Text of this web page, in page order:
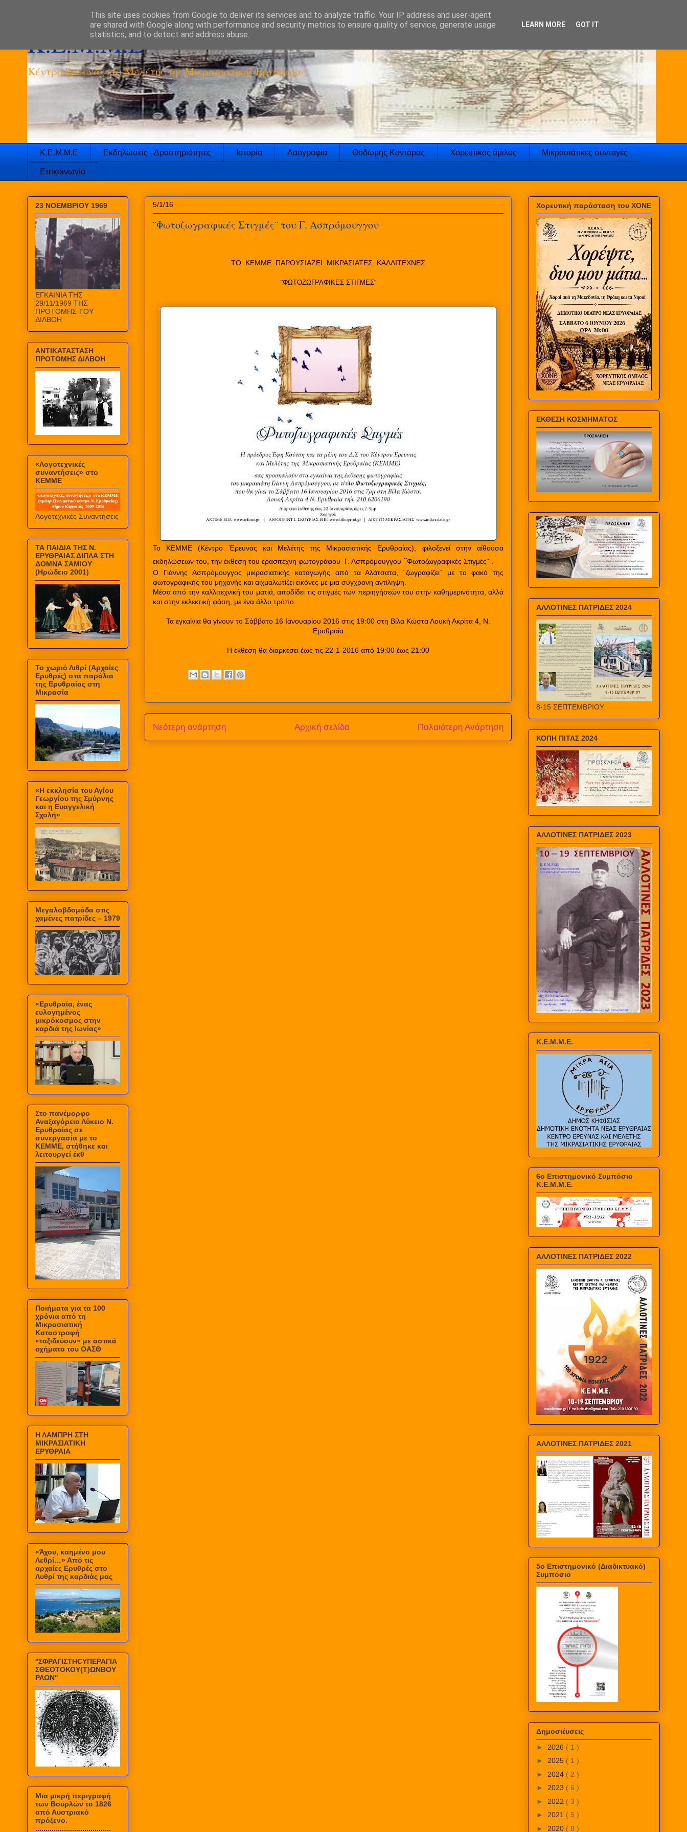
K.E.M.M.E
Κέντρο Έρευνας και Μελέτης της Μικρασιατικής Ερυθραίας
Κ.Ε.Μ.Μ.Ε Εκδηλώσεις - Δραστηριότητες Ιστορία Λαογραφία Θοδωρής Κοντάρας Χορευτικός όμιλος Μικρασιάτικες συνταγές
Επικοινωνία
5/1/16
¨Φωτοζωγραφικές Στιγμές¨ του Γ. Ασπρόμουγγου
ΤΟ ΚΕΜΜΕ ΠΑΡΟΥΣΙΑΖΕΙ ΜΙΚΡΑΣΙΑΤΕΣ ΚΑΛΛΙΤΕΧΝΕΣ
¨ΦΩΤΟΖΩΓΡΑΦΙΚΕΣ ΣΤΙΓΜΕΣ¨
Το ΚΕΜΜΕ (Κέντρο Έρευνας και Μελέτης της Μικρασιατικής Ερυθραίας), φιλοξενεί στην αίθουσα
εκδηλώσεων του, την έκθεση του ερασιτέχνη φωτογράφου
Γ. Ασπρόμουγγου ¨Φωτοζωγραφικές Στιγμές¨ .
Ο Γιάννης Ασπρόμουγγος μικρασιατικής καταγωγής από τα Αλάτσατα, ¨ζωγραφίζει¨ με το φακό της
φωτογραφικής του μηχανής και αιχμαλωτίζει εικόνες με μια σύγχρονη αντίληψη.
Μέσα από την καλλιτεχνική του ματιά, αποδίδει τις στιγμές των περιηγήσεών του στην καθημερινότητα, αλλά
και στην εκλεκτική φάση, με ένα άλλο τρόπο.
Τα εγκαίνια θα γίνουν το Σάββατο 16 Ιανουαρίου 2016 στις 19:00 στη Βίλα Κώστα Λουκή Ακρίτα 4, Ν.
Ερυθραία
Η έκθεση θα διαρκέσει έως τις 22-1-2016 από 19:00 έως 21:00
Νεότερη ανάρτηση Παλαιότερη Ανάρτηση
Αρχική σελίδα
23 ΝΟΕΜΒΡΙΟΥ 1969
ΕΓΚΑΙΝΙΑ ΤΗΣ
29/11/1969 ΤΗΣ
ΠΡΟΤΟΜΗΣ ΤΟΥ
ΔΙΛΒΟΗ
ΑΝΤΙΚΑΤΑΣΤΑΣΗ
ΠΡΟΤΟΜΗΣ ΔΙΛΒΟΗ
«Λογοτεχνικές
συναντήσεις» στο
ΚΕΜΜΕ
Λογοτεχνικές Συναντήσεις
ΤΑ ΠΑΙΔΙΑ ΤΗΣ Ν.
ΕΡΥΘΡΑΙΑΣ ΔΙΠΛΑ ΣΤΗ
ΔΟΜΝΑ ΣΑΜΙΟΥ
(Ηρώδειο 2001)
Το χωριό Λιθρί (Αρχαίες
Ερυθρές) στα παράλια
της Ερυθραίας στη
Μικρασία
«Η εκκλησία του Αγίου
Γεωργίου της Σμύρνης
και η Ευαγγελική
Σχολή»
Μεγαλοβδομάδα στις
χαμένες πατρίδες – 1979
«Ερυθραία, ένας
ευλογημένος
μικρόκοσμος στην
καρδιά της Ιωνίας»
Στο πανέμορφο
Αναξαγόρειο Λύκειο Ν.
Ερυθραίας σε
συνεργασία με το
ΚΕΜΜΕ, στήθηκε και
λειτουργεί έκθ
Ποιήματα για τα 100
χρόνια από τη
Μικρασιατική
Καταστροφή
«ταξιδεύουν» με αστικά
οχήματα του ΟΑΣΘ
Η ΛΑΜΠΡΗ ΣΤΗ
ΜΙΚΡΑΣΙΑΤΙΚΗ
ΕΡΥΘΡΑΙΑ
«Άχου, καημένο μου
Λεθρί…» Από τις
αρχαίες Ερυθρές στο
Λυθρί της καρδιάς μας
''ΣΦΡΑΓΙΣΤΗCΥΠΕΡΑΓΙΑ
ΣΘΕΟΤΟΚΟΥ(Τ)ΩΝΒΟΥ
ΡΛΩΝ''
Mια μικρή περιγραφή
των Βουρλών το 1826
από Αυστριακό
πρόξενο.
.....................................
Χορευτική παράσταση του ΧΟΝΕ
ΕΚΘΕΣΗ ΚΟΣΜΗΜΑΤΟΣ
ΑΛΛΟΤΙΝΕΣ ΠΑΤΡΙΔΕΣ 2024
8-15 ΣΕΠΤΕΜΒΡΙΟΥ
ΚΟΠΗ ΠΙΤΑΣ 2024
ΑΛΛΟΤΙΝΕΣ ΠΑΤΡΙΔΕΣ 2023
Κ.Ε.Μ.Μ.Ε.
6ο Επιστημονικό Συμπόσιο
Κ.Ε.Μ.Μ.Ε.
ΑΛΛΟΤΙΝΕΣ ΠΑΤΡΙΔΕΣ 2022
ΑΛΛΟΤΙΝΕΣ ΠΑΤΡΙΔΕΣ 2021
5ο Επιστημονικό (Διαδικτυακό)
Συμπόσιο
Δημοσιέυσεις
► 2026 ( 1 )
► 2025 ( 1 )
► 2024 ( 2 )
► 2023 ( 6 )
► 2022 ( 3 )
► 2021 ( 5 )
► 2020 ( 8 )
This site uses cookies from Google to deliver its services and to analyze traffic. Your IP address and user-agent
are shared with Google along with performance and security metrics to ensure quality of service, generate usage
statistics, and to detect and address abuse.
LEARN MORE GOT IT